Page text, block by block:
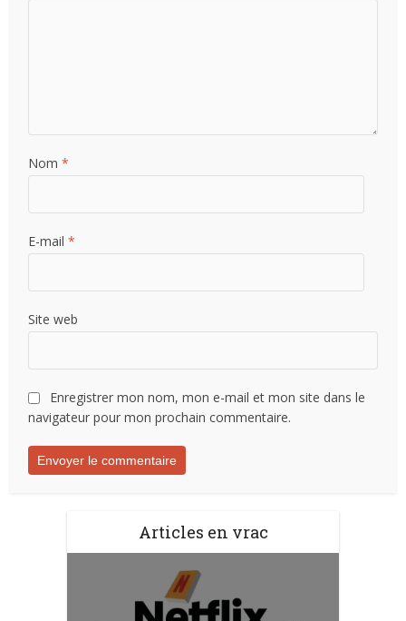
Nom*
E-mail*
Site web
Enregistrer mon nom, mon e-mail et mon site dans le
navigateur pour mon prochain commentaire.
Articles en vrac